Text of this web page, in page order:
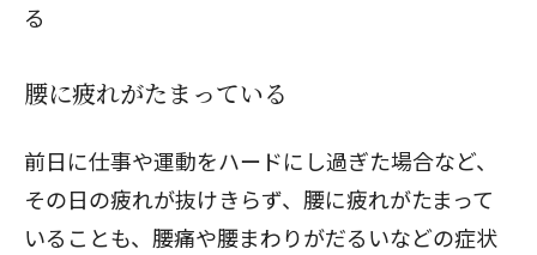
る
腰に疲れがたまっている
前日に仕事や運動をハードにし過ぎた場合など、
その日の疲れが抜けきらず、腰に疲れがたまって
いることも、腰痛や腰まわりがだるいなどの症状